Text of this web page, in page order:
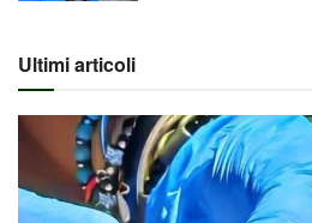
Ultimi articoli